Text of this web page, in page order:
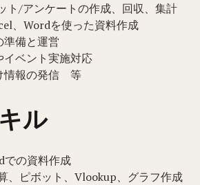
ト/アンケートの作成、回収、集計
、Wordを使った資料作成
準備と運営
イベント実施対応
情報の発信 等
ル
での資料作成
、ピボット、Vlookup、グラフ作成